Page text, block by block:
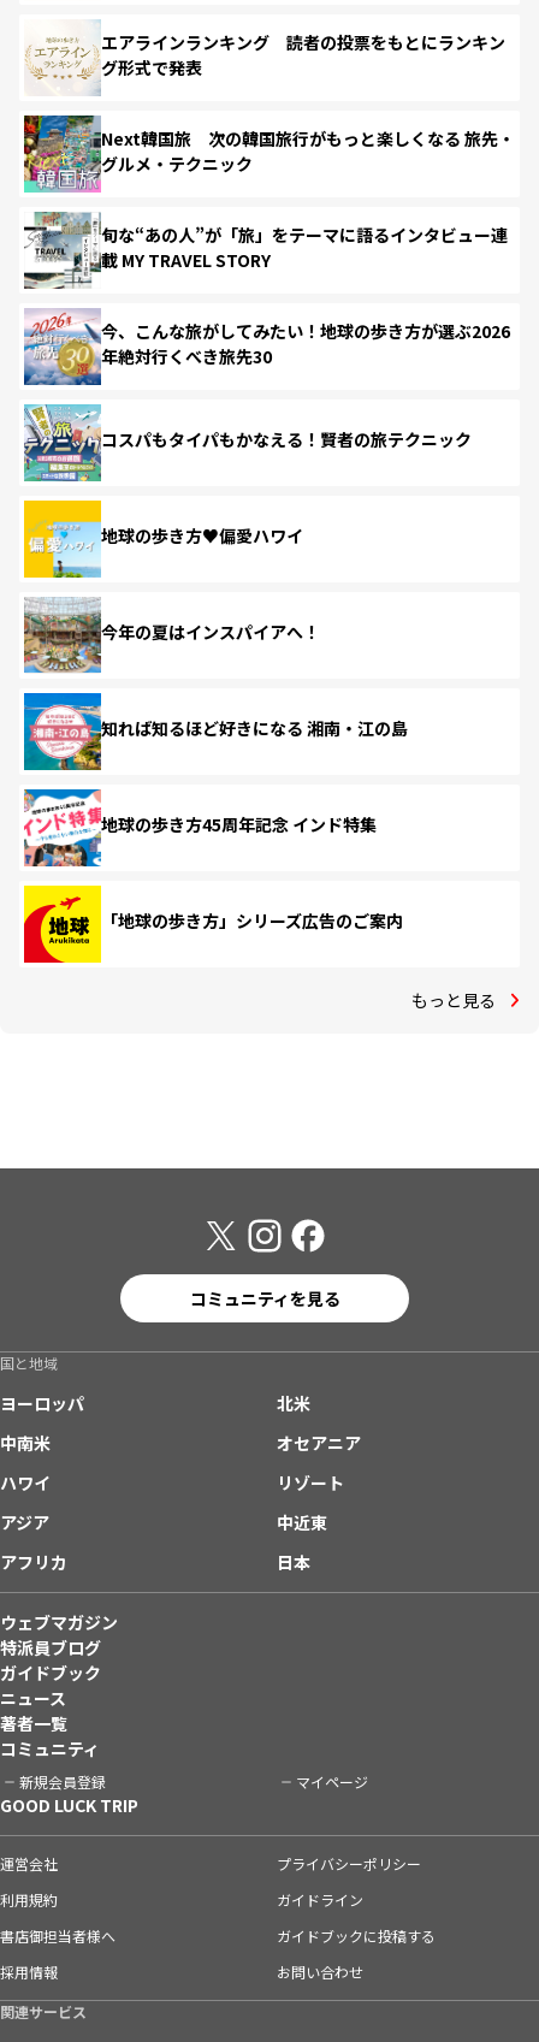
エアラインランキング 読者の投票をもとにランキン
グ形式で発表
Next韓国旅 次の韓国旅行がもっと楽しくなる 旅先・
グルメ・テクニック
旬な“あの人”が「旅」をテーマに語るインタビュー連
載 MY TRAVEL STORY
今、こんな旅がしてみたい！地球の歩き方が選ぶ2026
年絶対行くべき旅先30
コスパもタイパもかなえる！賢者の旅テクニック
地球の歩き方♥偏愛ハワイ
今年の夏はインスパイアへ！
知れば知るほど好きになる 湘南・江の島
地球の歩き方45周年記念 インド特集
「地球の歩き方」シリーズ広告のご案内
もっと見る
コミュニティを見る
国と地域
ヨーロッパ
北米
中南米
オセアニア
ハワイ
リゾート
アジア
中近東
アフリカ
日本
ウェブマガジン
特派員ブログ
ガイドブック
ニュース
著者一覧
コミュニティ
新規会員登録 マイページ
GOOD LUCK TRIP
運営会社
プライバシーポリシー
利用規約
ガイドライン
書店御担当者様へ
ガイドブックに投稿する
採用情報
お問い合わせ
関連サービス